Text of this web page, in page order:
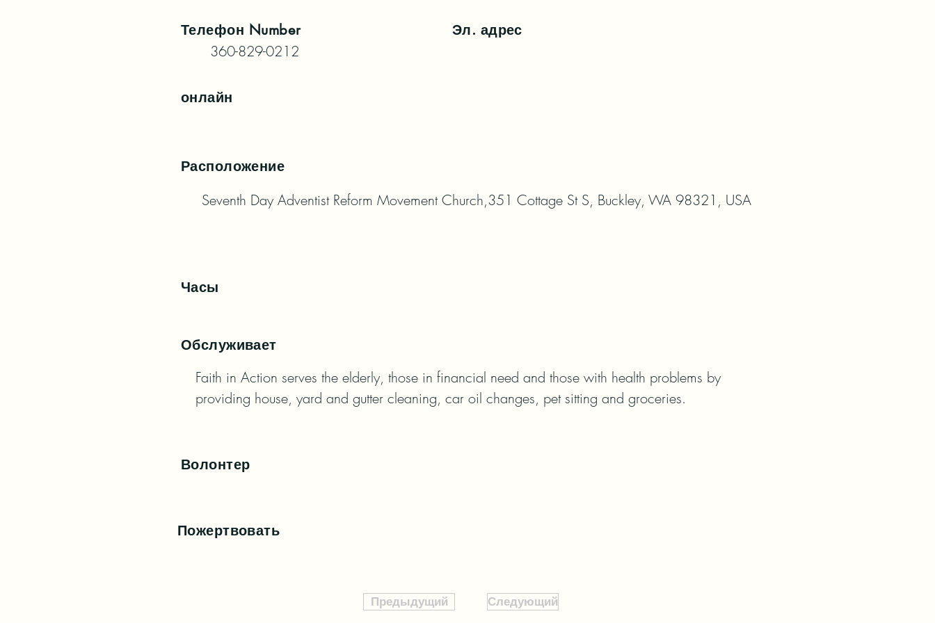
Телефон Number
360-829-0212
Эл. адрес
онлайн
Расположение
Seventh Day Adventist Reform Movement Church,351 Cottage St S, Buckley, WA 98321, USA
Часы
Обслуживает
Faith in Action serves the elderly, those in financial need and those with health problems by
providing house, yard and gutter cleaning, car oil changes, pet sitting and groceries.
Волонтер
Пожертвовать
Предыдущий Следующий